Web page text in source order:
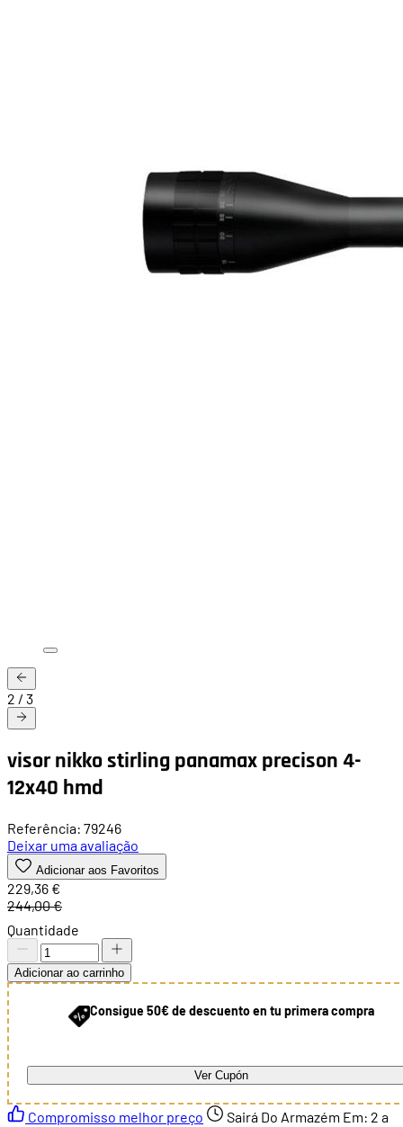
2 / 3
visor nikko stirling panamax precison 4-
12x40 hmd
Referência: 79246
Deixar uma avaliação
Adicionar aos Favoritos
229,36 €
244,00 €
Quantidade
Adicionar ao carrinho
Consigue 50€ de descuento en tu primera compra
Ver Cupón
Compromisso melhor preço Sairá Do Armazém Em: 2 a